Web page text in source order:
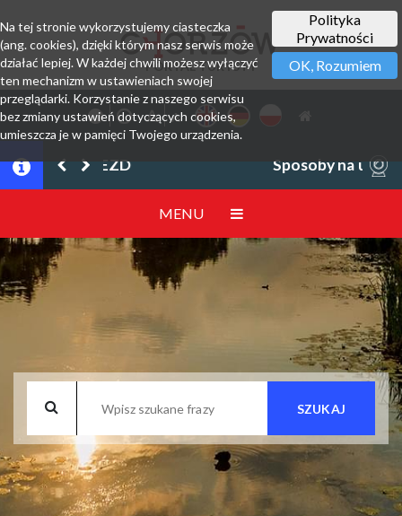
PORTAL TURYSTY
Sposoby na upał
MENU
SZUKAJ
Polityka
Prywatności
OK, Rozumiem
Na tej stronie wykorzystujemy ciasteczka
(ang. cookies), dzięki którym nasz serwis może
działać lepiej. W każdej chwili możesz wyłączyć
ten mechanizm w ustawieniach swojej
przeglądarki. Korzystanie z naszego serwisu
bez zmiany ustawień dotyczących cookies,
umieszcza je w pamięci Twojego urządzenia.